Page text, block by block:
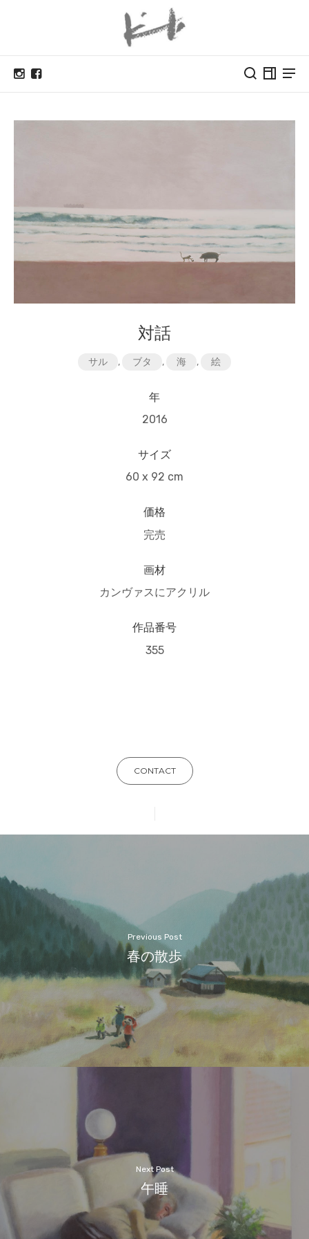
対話
サル , ブタ , 海 , 絵
年
2016
サイズ
60 x 92 cm
価格
完売
画材
カンヴァスにアクリル
作品番号
355
CONTACT
Previous Post
春の散歩
Next Post
午睡